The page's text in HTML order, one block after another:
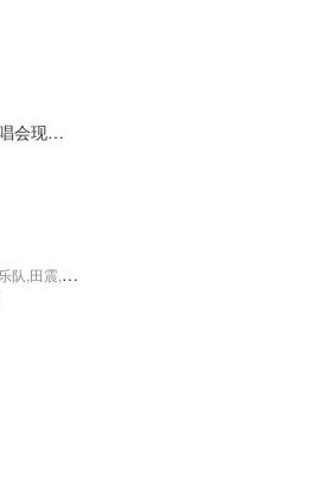
30周年北展专场演唱会现场专辑
老狼,麦田守望者,天堂乐队,田震,许巍